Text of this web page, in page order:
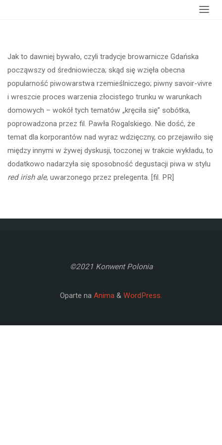
Jak to dawniej bywało, czyli tradycje browarnicze Gdańska
począwszy od średniowiecza; skąd się wzięła obecna
popularność piwowarstwa rzemieślniczego; piwny savoir-vivre
i wreszcie proces warzenia złocistego trunku w warunkach
domowych – wokół tych tematów „kręciła się” sobótka,
poprowadzona przez fil. Pawła Rogalskiego. Nie dość, że
temat dla korporantów nad wyraz wdzięczny, co przejawiło się
między innymi w żywej dyskusji, toczonej w trakcie wykładu, to
dodatkowo nadarzyła się sposobność degustacji piwa w stylu
red irish ale, uwarzonego przez prelegenta. [fil. PR]
©2021 Konwent Polonia
Oparte na Anima & WordPress.